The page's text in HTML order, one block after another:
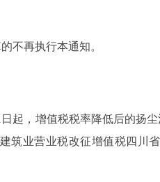
不再执行本通知。
日起，增值税税率降低后的扬
建筑业营业税改征增值税四川